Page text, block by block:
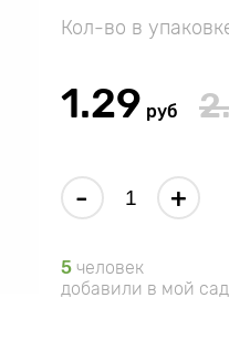
Кол-во в
1.29 руб
- +
5 человек
добавили в мой сад